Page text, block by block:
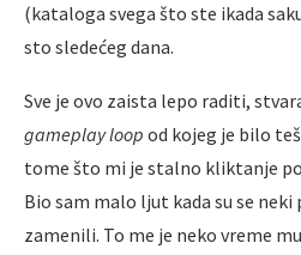
(kataloga svega što ste ikada
sto sledećeg dana.
Sve je ovo zaista lepo raditi,
gameplay loop od kojeg je bilo
tome što mi je stalno kliktanje
Bio sam malo ljut kada su se
zamenili. To me je neko vreme